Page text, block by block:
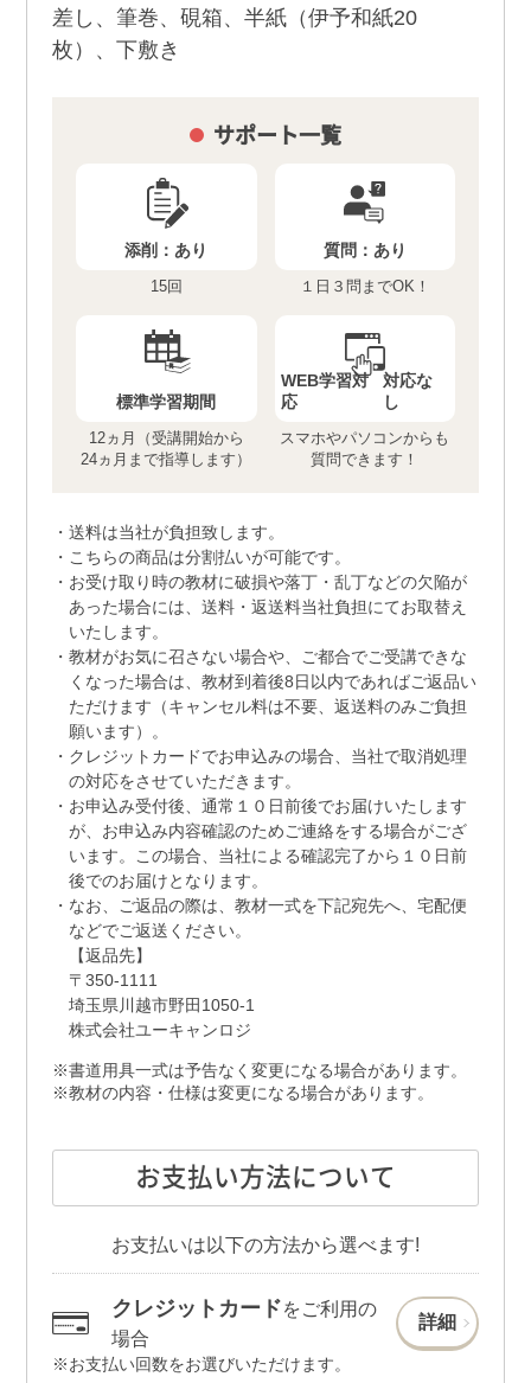
差し、筆巻、硯箱、半紙（伊予和紙20
枚）、下敷き
サポート一覧
添削：あり
15回
質問： あり
１日３問までOK！
標準学習期間
12ヵ月（受講開始から
24ヵ月まで指導します）
WEB学習対
応
対応な
し
スマホやパソコンからも
質問できます！
送料は当社が負担致します。
こちらの商品は分割払いが可能です。
お受け取り時の教材に破損や落丁・乱丁などの欠陥が
あった場合には、送料・返送料当社負担にてお取替え
いたします。
教材がお気に召さない場合や、ご都合でご受講できな
くなった場合は、教材到着後8日以内であればご返品い
ただけます（キャンセル料は不要、返送料のみご負担
願います）。
クレジットカードでお申込みの場合、当社で取消処理
の対応をさせていただきます。
お申込み受付後、通常１０日前後でお届けいたします
が、お申込み内容確認のためご連絡をする場合がござ
います。この場合、当社による確認完了から１０日前
後でのお届けとなります。
なお、ご返品の際は、教材一式を下記宛先へ、宅配便
などでご返送ください。
【返品先】
〒350-1111
埼玉県川越市野田1050-1
株式会社ユーキャンロジ
書道用具一式は予告なく変更になる場合があります。
教材の内容・仕様は変更になる場合があります。
お支払い方法について
お支払いは以下の方法から選べます!
クレジットカードをご利用の
場合
詳細
お支払い回数をお選びいただけます。